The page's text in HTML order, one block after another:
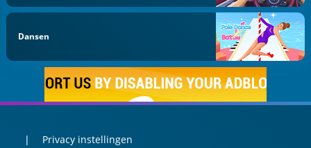
Dansen
Privacy instellingen